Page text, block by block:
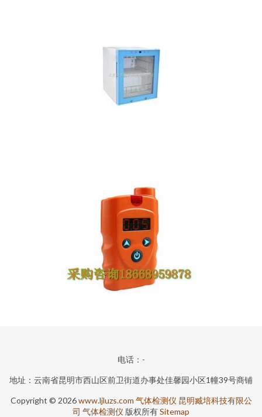
电话：-
地址：云南省昆明市西山区前卫街道办事处佳馨园小区1幢39号商铺
Copyright © 2026www.ljluzs.com 气体检测仪 昆明臧培科技有限公
司 气体检测仪 版权所有Sitemap